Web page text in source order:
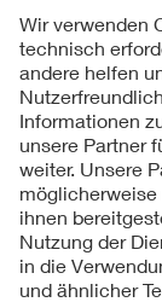
Folgen Sie uns
Kontakte